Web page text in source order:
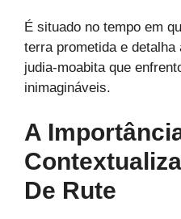
É situado no tempo em
terra prometida e
judia-moabita que
inimagináveis.
A
De Rute